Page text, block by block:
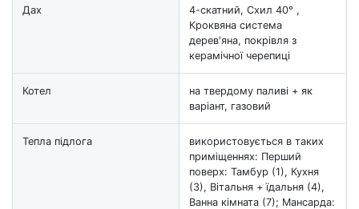
Дах
4-скатний, Схил 40° ,
Кроквяна система
дерев'яна, покрівля з
керамічної черепиці
Котел
на твердому паливі + як
варіант, газовий
Тепла підлога
використовується в таких
приміщеннях: Перший
поверх: Тамбур (1), Кухня
(3), Вітальня + їдальня (4),
Ванна кімната (7); Мансарда: